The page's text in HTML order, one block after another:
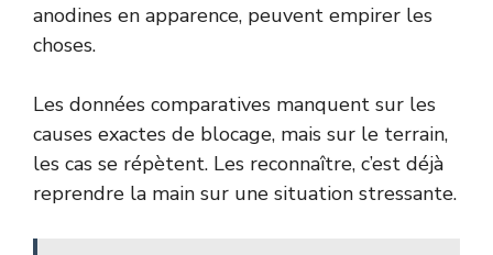
anodines en apparence, peuvent empirer les
choses.
Les données comparatives manquent sur les
causes exactes de blocage, mais sur le terrain,
les cas se répètent. Les reconnaître, c’est déjà
reprendre la main sur une situation stressante.